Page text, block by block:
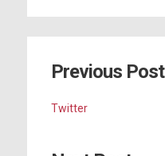
Previous Post
Twitter